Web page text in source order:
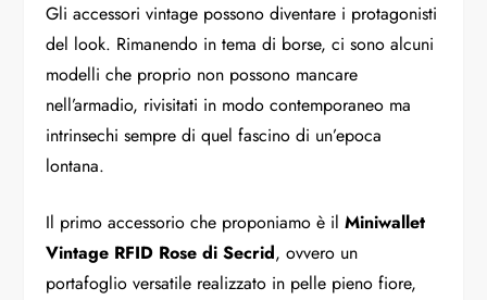
Gli accessori vintage possono diventare i protagonisti
del look. Rimanendo in tema di borse, ci sono alcuni
modelli che proprio non possono mancare
nell’armadio, rivisitati in modo contemporaneo ma
intrinsechi sempre di quel fascino di un’epoca
lontana.
Il primo accessorio che proponiamo è ilMiniwallet
Vintage RFID Rose di Secrid, ovvero un
portafoglio versatile realizzato in pelle pieno fiore,